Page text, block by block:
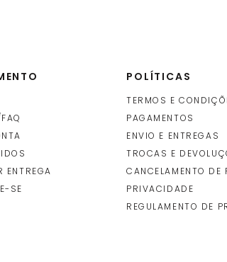
R$166
(cadaunidade
ENTREGA
SE
POLÍTICAS
TERMOS E
PAGAMENTOS
ENVIO E ENTREGAS
TROCAS E
CANCELAMENTO DE
PRIVACIDADE
REGULAMENTO DE